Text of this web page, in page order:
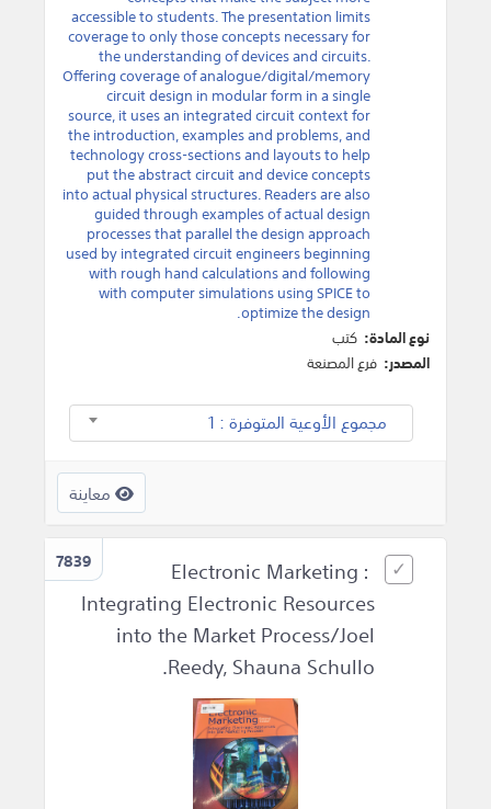
accessible to students. The presentation limits
coverage to only those concepts necessary for
the understanding of devices and circuits.
Offering coverage of analogue/digital/memory
circuit design in modular form in a single
source, it uses an integrated circuit context for
the introduction, examples and problems, and
technology cross-sections and layouts to help
put the abstract circuit and device concepts
into actual physical structures. Readers are also
guided through examples of actual design
processes that parallel the design approach
used by integrated circuit engineers beginning
with rough hand calculations and following
with computer simulations using SPICE to
optimize the design.
نوع المادة: كتب
المصدر: فرع المصنعة
مجموع الأوعية المتوفرة : 1
معاينة
7839
Electronic Marketing :
Integrating Electronic Resources
into the Market Process/Joel
Reedy, Shauna Schullo.